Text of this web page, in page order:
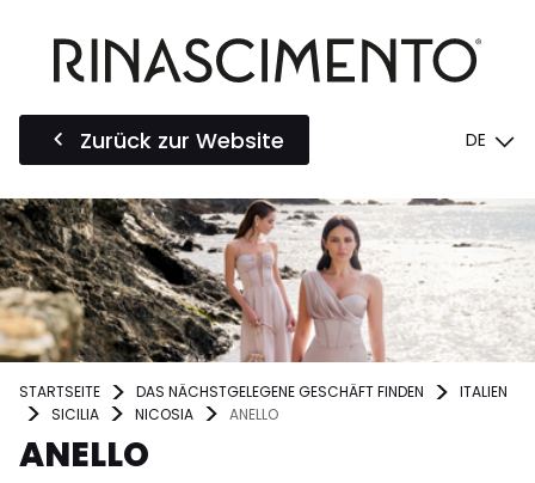
Zurück zur Website DE
STARTSEITE DAS NÄCHSTGELEGENE GESCHÄFT FINDEN
ITALIEN
SICILIA
NICOSIA ANELLO
ANELLO